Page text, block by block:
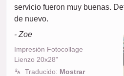
servicio fueron muy buenas.
de nuevo.
- Zoe
Impresión Fotocollage
Lienzo 20x28"
Traducido: Mostrar